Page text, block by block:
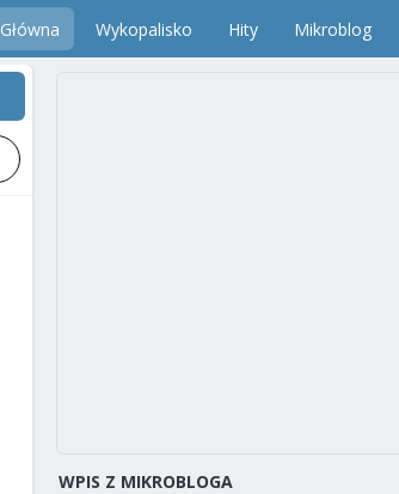
Główna Wykopalisko Hity Mikroblog
WPIS Z MIKROBLOGA